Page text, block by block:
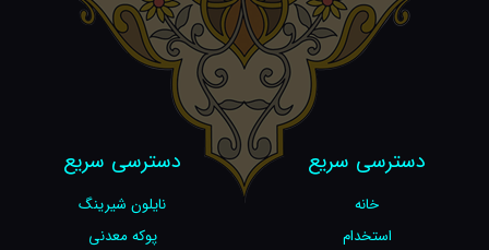
دسترسی سریع
خانه
استخدام
دسترسی سریع
نایلون شیرینگ
پوکه معدنی